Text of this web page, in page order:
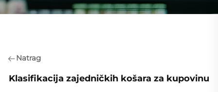
Natrag
Klasifikacija zajedničkih košara za kupovinu